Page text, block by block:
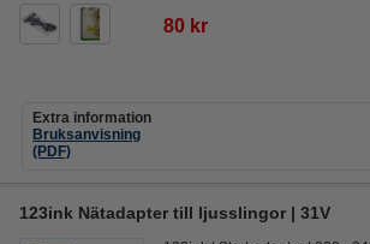
80 kr
Extra information
Bruksanvisning
(PDF)
123ink Nätadapter till ljusslingor | 31V